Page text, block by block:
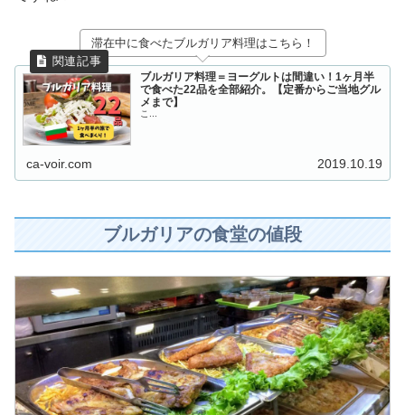
滞在中に食べたブルガリア料理はこちら！
ブルガリア料理＝ヨーグルトは間違い！1ヶ月半
で食べた22品を全部紹介。【定番からご当地グル
メまで】
こ...
ca-voir.com 2019.10.19
ブルガリアの食堂の値段